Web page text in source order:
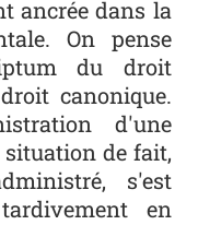
ancrée dans la
On pense
du droit
canonique.
d'une
de fait,
s'est
en